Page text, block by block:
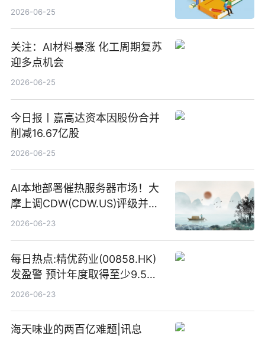
2026-06-25
关注：AI材料暴涨 化工周期复苏
迎多点机会
2026-06-25
今日报丨嘉高达资本因股份合并
削减16.67亿股
2026-06-25
AI本地部署催热服务器市场！大
摩上调CDW(CDW.US)评级并看
高IBM(IBM.US)戴尔(DELL.US)
2026-06-23
每日热点:精优药业(00858.HK)
发盈警 预计年度取得至少9.5亿
港元的亏损 同比盈转亏
2026-06-23
海天味业的两百亿难题|讯息